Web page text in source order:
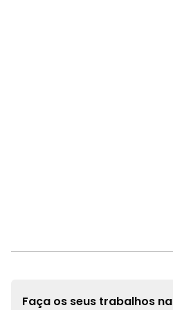
Faça os seus trabalhos na